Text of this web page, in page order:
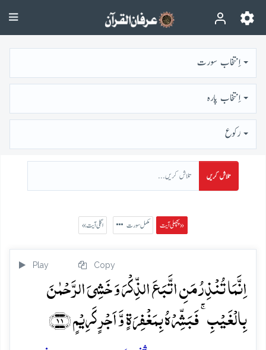
اِنتخاب سورت
اِنتخاب پارہ
رُكوع
تلاش کریں
پچھلی آیت » مکمل سورت « اگلی آیت
Play Copy
اِنَّمَا تُنۡذِرُ مَنِ اتَّبَعَ الذِّکۡرَ وَ خَشِیَ الرَّحۡمٰنَ
بِالۡغَیۡبِ ۚ فَبَشِّرۡہُ بِمَغۡفِرَۃٍ وَّ اَجۡرٍ کَرِیۡمٍ ﴿۱۱﴾